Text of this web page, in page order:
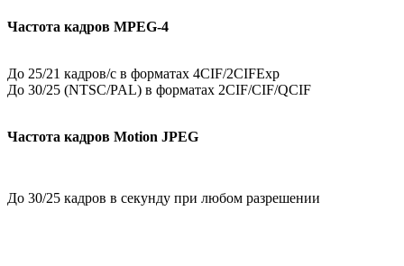
Частота кадров MPEG-4
До 25/21 кадров/с в форматах 4CIF/2CIFExp
До 30/25 (NTSC/PAL) в форматах 2CIF/CIF/QCIF
Частота кадров Motion JPEG
До 30/25 кадров в секунду при любом разрешении